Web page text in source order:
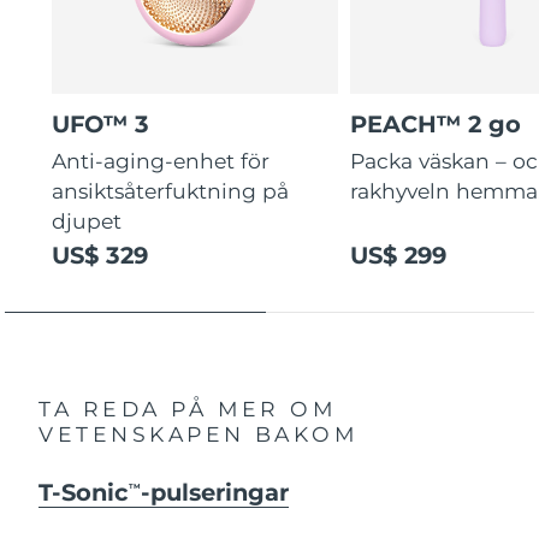
UFO™ 3
Anti-aging-enhet för
ansiktsåterfuktning på
djupet
US$ 329
PEACH™ 2 go
Packa väskan –
rakhyveln
US$ 299
TA REDA PÅ MER OM
VETENSKAPEN BAKOM
T-SonicTM -pulseringar